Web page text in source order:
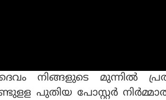
നിങ്ങളുടെ മുന്നില്‍
പുതിയ പോസ്റ്റര്‍